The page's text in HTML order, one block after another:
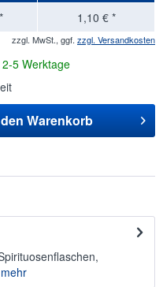
1,10 € *
zzgl. MwSt., ggf. zzgl. Versandkosten
5 Werktage
Warenkorb
mehr